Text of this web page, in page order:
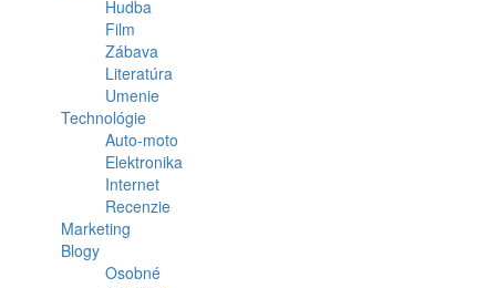
Hudba
Film
Zábava
Literatúra
Umenie
Technológie
Auto-moto
Elektronika
Internet
Recenzie
Marketing
Blogy
Osobné